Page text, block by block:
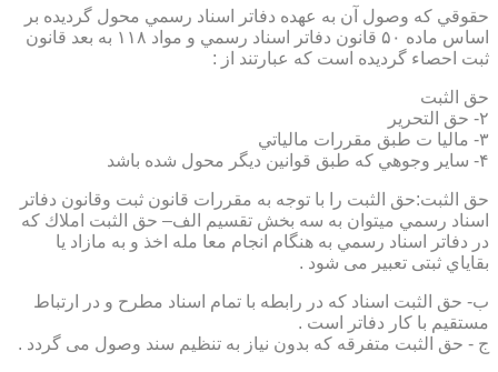
حقوقي كه وصول آن به عهده دفاتر اسناد رسمي محول گرديده بر
اساس ماده ۵۰ قانون دفاتر اسناد رسمي و مواد ۱۱۸ به بعد قانون
ثبت احصاء گرديده است كه عبارتند از :
حق الثبت
۲- حق التحرير
۳- ماليا ت طبق مقررات مالياتي
۴- ساير وجوهي كه طبق قوانين ديگر محول شده باشد
حق الثبت:حق الثبت را با توجه به مقررات قانون ثبت وقانون دفاتر
اسناد رسمي ميتوان به سه بخش تقسيم الف– حق الثبت املاك كه
در دفاتر اسناد رسمي به هنگام انجام معا مله اخذ و به مازاد يا
بقاياي ثبتی تعبیر می شود .
ب- حق الثبت اسناد كه در رابطه با تمام اسناد مطرح و در ارتباط
مستقيم با كار دفاتر است .
ج - حق الثبت متفرقه كه بدون نياز به تنظیم سند وصول می گردد .